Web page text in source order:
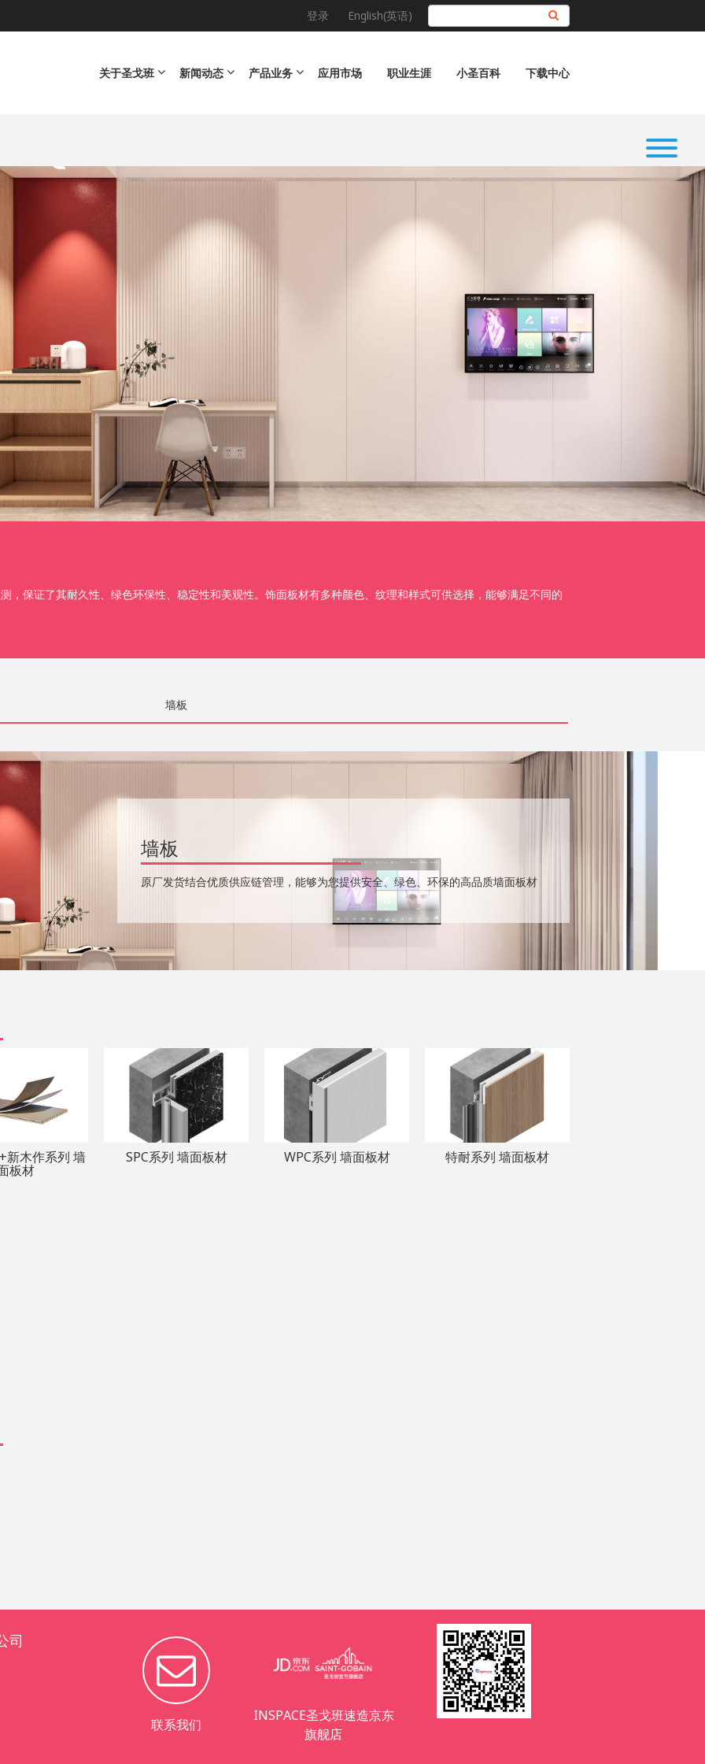
登录 English(英语)
关于圣戈班 新闻动态 产品业务 应用市场 职业生涯 小圣百科 下载中心
，保证了其耐久性、绿色环保性、稳定性和美观性。饰面板材有多种颜色、纹理和样式可供选择，能够满足不同的
墙板
墙板
原厂发货结合优质供应链管理，能够为您提供安全、绿色、环保的高品质墙面板材
新木作系列 墙
板材
SPC系列 墙面板材 WPC系列 墙面板材 特耐系列 墙面板材
司
联系我们
INSPACE圣戈班速造京东
旗舰店